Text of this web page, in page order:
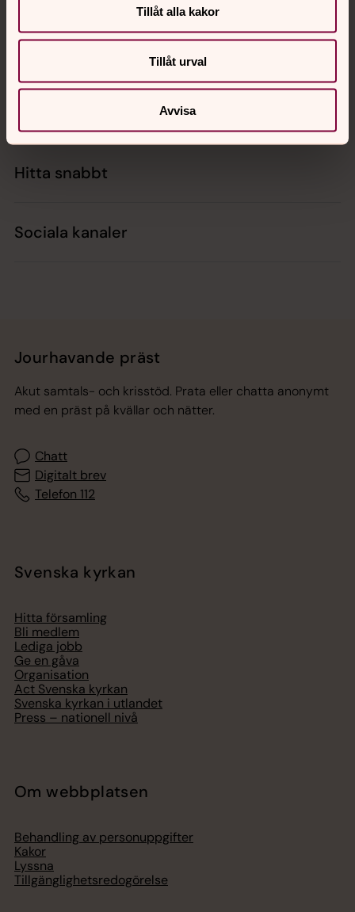
Tillåt alla kakor
Tillåt urval
Avvisa
Hitta snabbt
Sociala kanaler
Jourhavande präst
Akut samtals- och krisstöd. Prata eller chatta anonymt
med en präst på kvällar och nätter.
Chatt
Digitalt brev
Telefon 112
Svenska kyrkan
Hitta församling
Bli medlem
Lediga jobb
Ge en gåva
Organisation
Act Svenska kyrkan
Svenska kyrkan i utlandet
Press – nationell nivå
Om webbplatsen
Behandling av personuppgifter
Kakor
Lyssna
Tillgänglighetsredogörelse